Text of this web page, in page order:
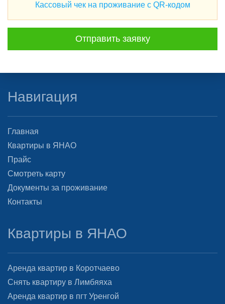
Кассовый чек на проживание с QR-кодом
Отправить заявку
Навигация
Главная
Квартиры в ЯНАО
Прайс
Смотреть карту
Документы за проживание
Контакты
Квартиры в ЯНАО
Аренда квартир в Коротчаево
Снять квартиру в Лимбяяха
Аренда квартир в пгт Уренгой